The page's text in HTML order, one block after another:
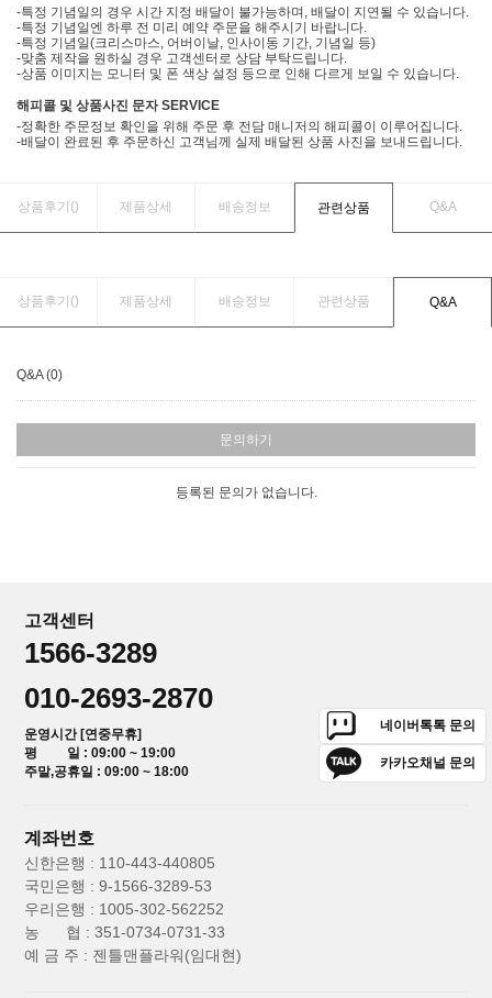
-특정 기념일의 경우 시간 지정 배달이 불가능하며, 배달이 지연될 수 있습니다.
-특정 기념일엔 하루 전 미리 예약 주문을 해주시기 바랍니다.
-특정 기념일(크리스마스, 어버이날, 인사이동 기간, 기념일 등)
-맞춤 제작을 원하실 경우 고객센터로 상담 부탁드립니다.
-상품 이미지는 모니터 및 폰 색상 설정 등으로 인해 다르게 보일 수 있습니다.
해피콜 및 상품사진 문자 SERVICE
-정확한 주문정보 확인을 위해 주문 후 전담 매니저의 해피콜이 이루어집니다.
-배달이 완료된 후 주문하신 고객님께 실제 배달된 상품 사진을 보내드립니다.
상품후기() 제품상세 배송정보 관련상품 Q&A
상품후기() 제품상세 배송정보 관련상품 Q&A
Q&A (0)
문의하기
등록된 문의가 없습니다.
고객센터
1566-3289
010-2693-2870
운영시간 [연중무휴]
평 일 : 09:00 ~ 19:00
주말,공휴일 : 09:00 ~ 18:00
네이버톡톡 문의
카카오채널 문의
계좌번호
신한은행 : 110-443-440805
국민은행 : 9-1566-3289-53
우리은행 : 1005-302-562252
농 협 : 351-0734-0731-33
예 금 주 : 젠틀맨플라워(임대현)